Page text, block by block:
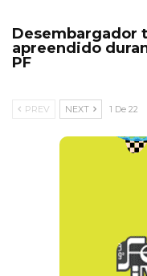
Desembargador
apreendido
PF
PREV NEXT 1 De 22